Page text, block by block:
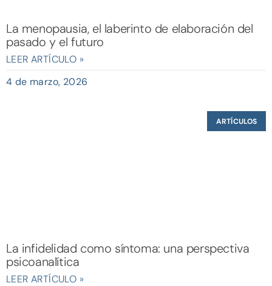
La menopausia, el laberinto de elaboración del
pasado y el futuro
LEER ARTÍCULO »
4 de marzo, 2026
ARTÍCULOS
La infidelidad como síntoma: una perspectiva
psicoanalítica
LEER ARTÍCULO »